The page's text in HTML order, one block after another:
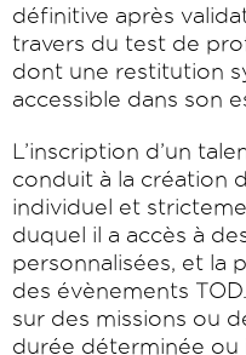
définitive après
travers du test de
dont une restitution
accessible dans son
L’inscription d’un
conduit à la création
individuel et
duquel il a accès à
personnalisées, et la
des évènements
sur des missions ou
durée déterminée ou